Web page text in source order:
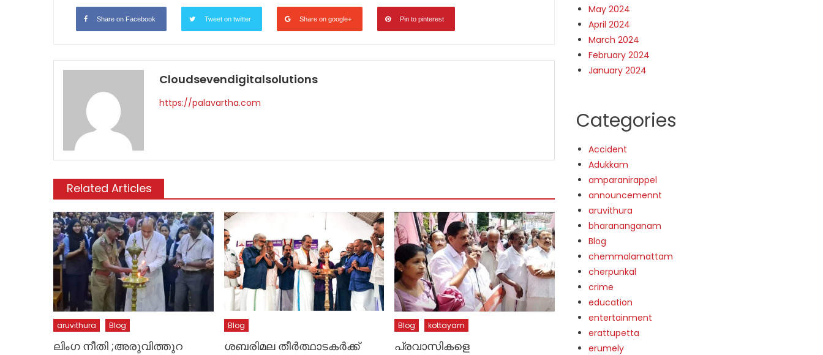
Share on Facebook Tweet on twitter Share on google+ Pin to pinterest
Cloudsevendigitalsolutions
https://palavartha.com
Related Articles
aruvithura Blog
ലിംഗ നീതി ;അരുവിത്തുറ
Blog
ശബരിമല തീർത്ഥാടകർക്ക്
Blog kottayam
പ്രവാസികളെ
May 2024
April 2024
March 2024
February 2024
January 2024
Categories
Accident
Adukkam
amparanirappel
announcemennt
aruvithura
bharananganam
Blog
chemmalamattam
cherpunkal
crime
education
entertainment
erattupetta
erumely